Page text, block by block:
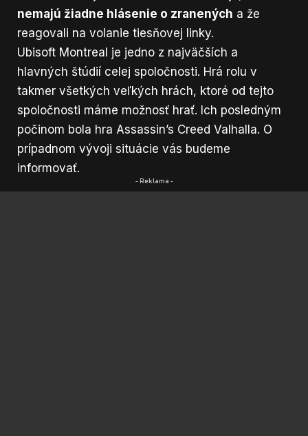
nemajú žiadne hlásenie o zranených a že
reagovali na volanie tiesňovej linky.
Ubisoft Montreal je jedno z najväčších a
hlavných štúdií celej spoločnosti. Hrá rolu v
takmer všetkých veľkých hrách, ktoré od tejto
spoločnosti máme možnosť hrať. Ich posledným
počinom bola hra Assassin’s Creed Valhalla. O
prípadnom vývoji situácie vás budeme
informovať.
- Reklama -